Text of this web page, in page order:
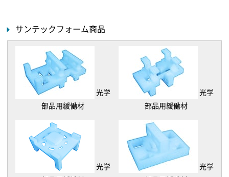
サンテックフォーム商品
光学
部品用緩働材
光学
部品用緩働材
光学
光学